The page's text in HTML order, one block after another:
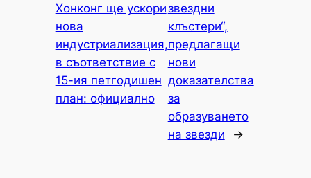
Хонконг ще ускори
нова
индустриализация,
в съответствие с
15-ия петгодишен
план: официално
звездни
клъстери“,
предлагащи
нови
доказателства
за
образуването
на звезди
→